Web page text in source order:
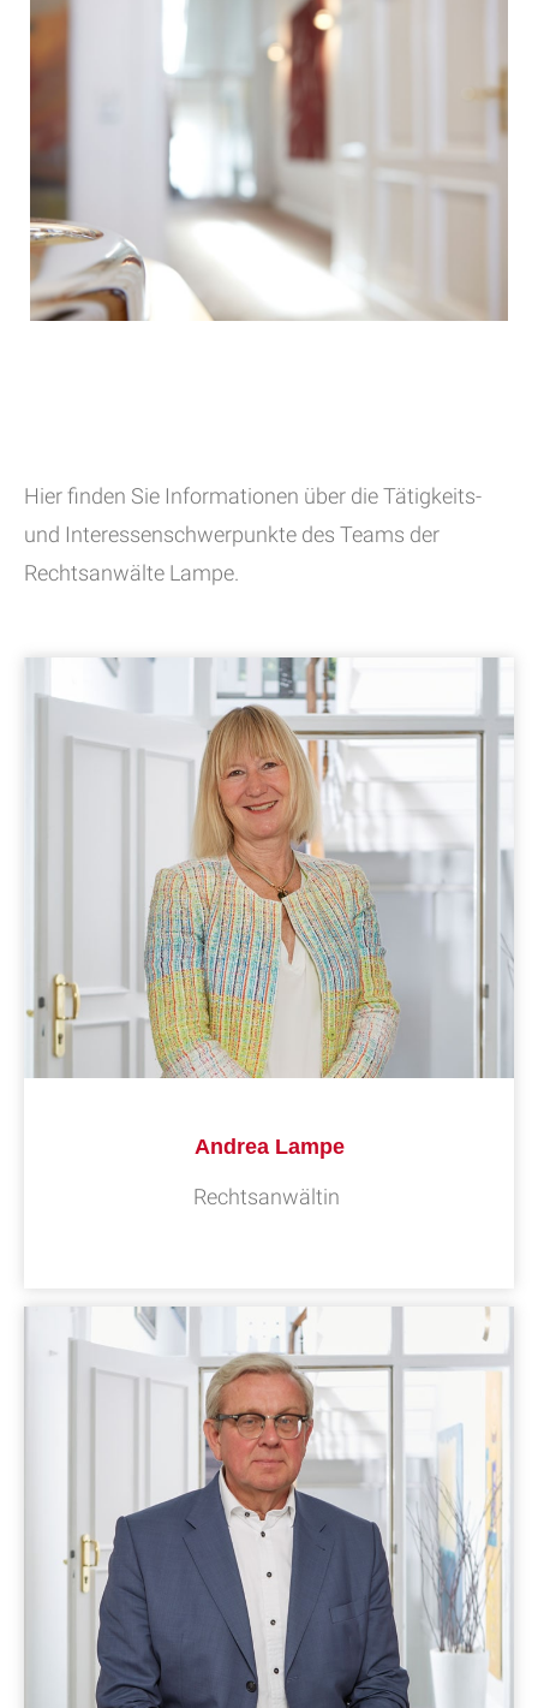
Hier finden Sie Informationen über die Tätigkeits-
und Interessenschwerpunkte des Teams der
Rechtsanwälte Lampe.
Andrea Lampe
Rechtsanwältin